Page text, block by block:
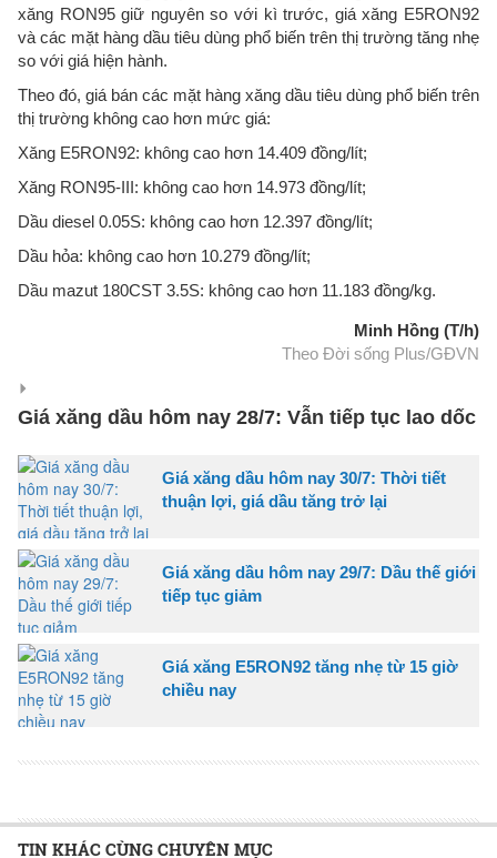
xăng RON95 giữ nguyên so với kì trước, giá xăng E5RON92
và các mặt hàng dầu tiêu dùng phổ biến trên thị trường tăng nhẹ
so với giá hiện hành.
Theo đó, giá bán các mặt hàng xăng dầu tiêu dùng phổ biến trên
thị trường không cao hơn mức giá:
Xăng E5RON92: không cao hơn 14.409 đồng/lít;
Xăng RON95-III: không cao hơn 14.973 đồng/lít;
Dầu diesel 0.05S: không cao hơn 12.397 đồng/lít;
Dầu hỏa: không cao hơn 10.279 đồng/lít;
Dầu mazut 180CST 3.5S: không cao hơn 11.183 đồng/kg.
Minh Hồng (T/h)
Theo Đời sống Plus/GĐVN
Giá xăng dầu hôm nay 28/7: Vẫn tiếp tục lao dốc
Giá xăng dầu hôm nay 30/7: Thời tiết
thuận lợi, giá dầu tăng trở lại
Giá xăng dầu hôm nay 29/7: Dầu thế giới
tiếp tục giảm
Giá xăng E5RON92 tăng nhẹ từ 15 giờ
chiều nay
TIN KHÁC CÙNG CHUYÊN MỤC